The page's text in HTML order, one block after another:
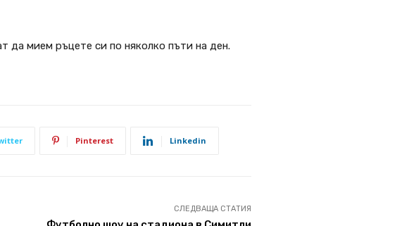
да мием ръцете си по няколко пъти на ден.
Pinterest Linkedin
СЛЕДВАЩА СТАТИЯ